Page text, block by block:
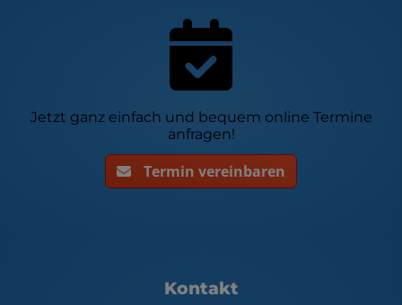
Jetzt ganz einfach und bequem online Termine
anfragen!
Termin vereinbaren
Footer - Kontaktdaten und
Kontakt